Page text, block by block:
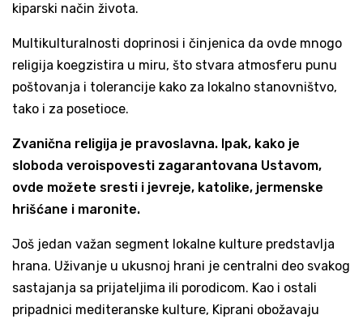
kiparski način života.
Multikulturalnosti doprinosi i činjenica da ovde mnogo
religija koegzistira u miru, što stvara atmosferu punu
poštovanja i tolerancije kako za lokalno stanovništvo,
tako i za posetioce.
Zvanična religija je pravoslavna. Ipak, kako je
sloboda veroispovesti zagarantovana Ustavom,
ovde možete sresti i jevreje, katolike, jermenske
hrišćane i maronite.
Još jedan važan segment lokalne kulture predstavlja
hrana. Uživanje u ukusnoj hrani je centralni deo svakog
sastajanja sa prijateljima ili porodicom. Kao i ostali
pripadnici mediteranske kulture, Kiprani obožavaju